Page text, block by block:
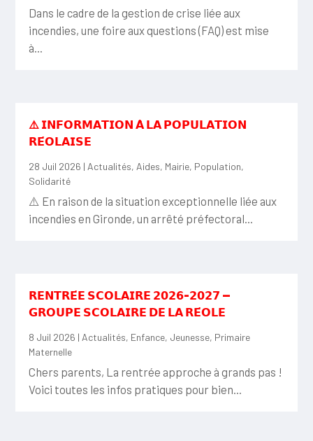
Dans le cadre de la gestion de crise liée aux
incendies, une foire aux questions (FAQ) est mise
à...
⚠️ 𝗜𝗡𝗙𝗢𝗥𝗠𝗔𝗧𝗜𝗢𝗡 𝗔̀ 𝗟𝗔 𝗣𝗢𝗣𝗨𝗟𝗔𝗧𝗜𝗢𝗡
𝗥𝗘́𝗢𝗟𝗔𝗜𝗦𝗘
28 Juil 2026 | Actualités, Aides, Mairie, Population,
Solidarité
⚠️ En raison de la situation exceptionnelle liée aux
incendies en Gironde, un arrêté préfectoral...
𝗥𝗘𝗡𝗧𝗥𝗘́𝗘 𝗦𝗖𝗢𝗟𝗔𝗜𝗥𝗘 𝟮𝟬𝟮𝟲-𝟮𝟬𝟮𝟳 —
𝗚𝗥𝗢𝗨𝗣𝗘 𝗦𝗖𝗢𝗟𝗔𝗜𝗥𝗘 𝗗𝗘 𝗟𝗔 𝗥𝗘́𝗢𝗟𝗘
8 Juil 2026 | Actualités, Enfance, Jeunesse, Primaire
Maternelle
Chers parents, La rentrée approche à grands pas !
Voici toutes les infos pratiques pour bien...